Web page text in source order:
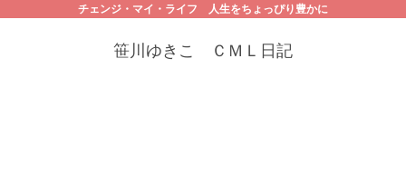
チェンジ・マイ・ライフ 人生をちょっぴり豊かに
笹川ゆきこ ＣＭＬ日記